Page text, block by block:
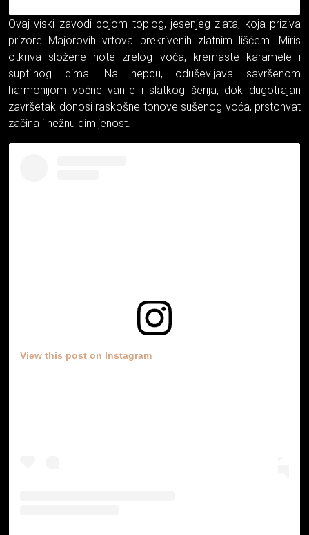
Ovaj viski zavodi bojom toplog, jesenjeg zlata, koja priziva
prizore Majorovih vrtova prekrivenih zlatnim lišćem. Miris
otkriva složene note zrelog voća, kremaste karamele i
suptilnog dima. Na nepcu, oduševljava savršenom
harmonijom voćne vanile i slatkog šerija, dok dugotrajan
završetak donosi raskošne tonove sušenog voća, prstohvat
začina i nežnu dimljenost.
View this post on Instagram